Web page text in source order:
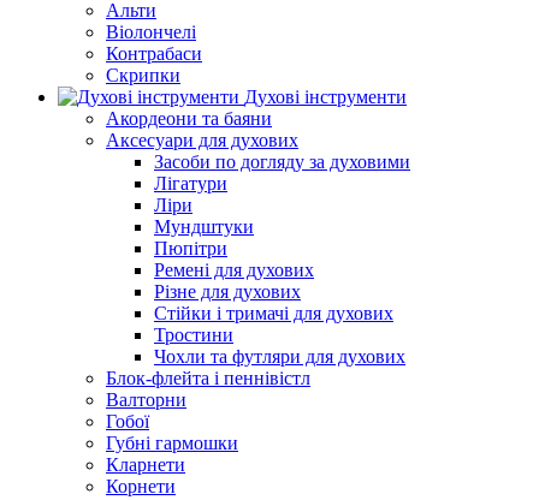
Альти
Віолончелі
Контрабаси
Скрипки
Духові інструменти
Акордеони та баяни
Аксесуари для духових
Засоби по догляду за духовими
Лігатури
Ліри
Мундштуки
Пюпітри
Ремені для духових
Різне для духових
Стійки і тримачі для духових
Тростини
Чохли та футляри для духових
Блок-флейта і пеннівістл
Валторни
Гобої
Губні гармошки
Кларнети
Корнети